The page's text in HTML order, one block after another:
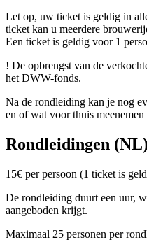
Let op, uw ticket is geldig in
ticket kan u meerdere
Een ticket is geldig voor 1
! De opbrengst van de
het DWW-fonds.
Na de rondleiding kan je nog
en of wat voor thuis
Rondleidingen (NL)
15€ per persoon (1 ticket is
De rondleiding duurt een uur,
aangeboden krijgt.
Maximaal 25 personen per